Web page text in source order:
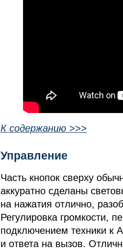
К содержанию >>>
Управление
Часть кнопок сверху
аккуратно сделаны
на нажатия отлично,
Регулировка громкости,
подключением техники к
и ответа на вызов.